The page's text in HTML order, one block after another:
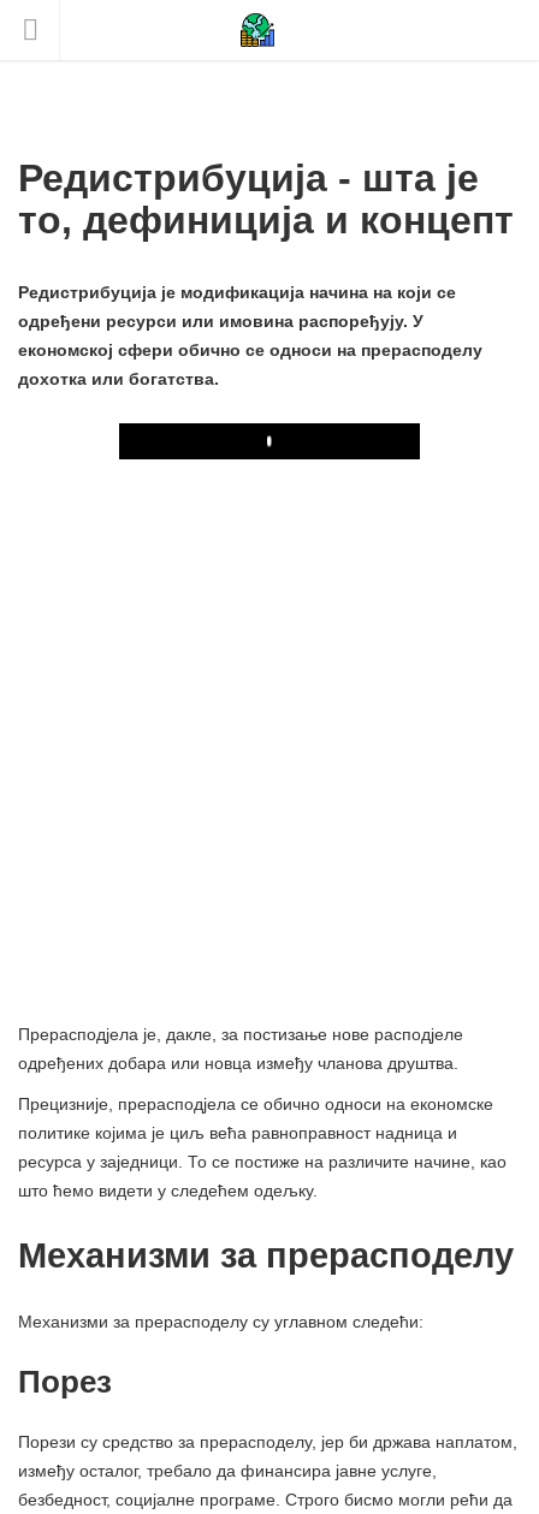
Редистрибуција - шта је
то, дефиниција и концепт
Редистрибуција је модификација начина на који се
одређени ресурси или имовина распоређују. У
економској сфери обично се односи на прерасподелу
дохотка или богатства.
Play
Прерасподјела је, дакле, за постизање нове расподјеле
одређених добара или новца између чланова друштва.
Прецизније, прерасподјела се обично односи на економске
политике којима је циљ већа равноправност надница и
ресурса у заједници. То се постиже на различите начине, као
што ћемо видети у следећем одељку.
Механизми за прерасподелу
Механизми за прерасподелу су углавном следећи:
Порез
Порези су средство за прерасподелу, јер би држава наплатом,
између осталог, требало да финансира јавне услуге,
безбедност, социјалне програме. Строго бисмо могли рећи да